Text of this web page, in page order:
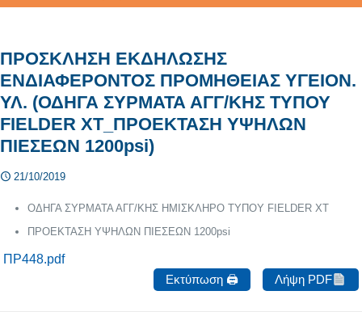
ΠΡΟΣΚΛΗΣΗ ΕΚΔΗΛΩΣΗΣ
ΕΝΔΙΑΦΕΡΟΝΤΟΣ ΠΡΟΜΗΘΕΙΑΣ ΥΓΕΙΟΝ.
ΥΛ. (ΟΔΗΓΑ ΣΥΡΜΑΤΑ ΑΓΓ/ΚΗΣ ΤΥΠΟΥ
FIELDER XT_ΠΡΟΕΚΤΑΣΗ ΥΨΗΛΩΝ
ΠΙΕΣΕΩΝ 1200psi)
21/10/2019
ΟΔΗΓΑ ΣΥΡΜΑΤΑ ΑΓΓ/ΚΗΣ ΗΜΙΣΚΛΗΡΟ ΤΥΠΟΥ FIELDER XT
ΠΡΟΕΚΤΑΣΗ ΥΨΗΛΩΝ ΠΙΕΣΕΩΝ 1200psi
ΠΡ448.pdf
Εκτύπωση 🖨
Λήψη PDF